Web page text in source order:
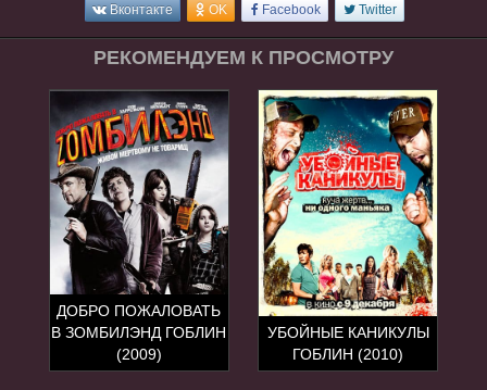
Вконтакте OK Facebook Twitter
РЕКОМЕНДУЕМ К ПРОСМОТРУ
ДОБРО ПОЖАЛОВАТЬ
В ЗОМБИЛЭНД ГОБЛИН
(2009)
УБОЙНЫЕ КАНИКУЛЫ
ГОБЛИН (2010)